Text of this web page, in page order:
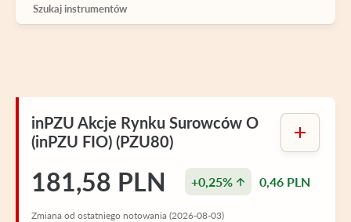
inPZU Akcje Rynku Surowców O
(inPZU FIO) (PZU80)
181,58 PLN +0,25% 0,46 PLN
Zmiana od ostatniego notowania (2026-08-03)